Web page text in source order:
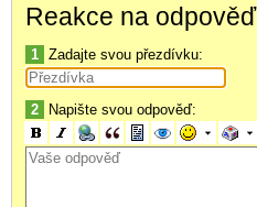
Reakce na odpověď
1 Zadajte svou přezdívku:
2 Napište svou odpověď: